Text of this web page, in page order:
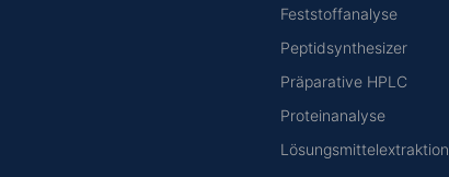
Feststoffanalyse
Peptidsynthesizer
Präparative HPLC
Proteinanalyse
Lösungsmittelextraktion